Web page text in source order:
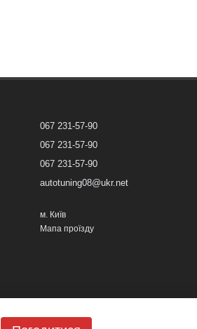
067 231-57-90
067 231-57-90
067 231-57-90
autotuning08@ukr.net
м. Київ
Мапа проїзду